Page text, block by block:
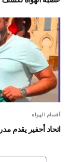
أقسام الهواة
اتحاد أحفير يقدم